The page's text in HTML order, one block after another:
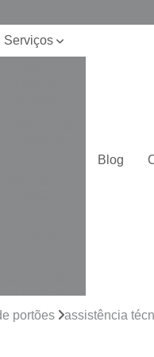
Serviços
de portões
para
Blog
portões assistência